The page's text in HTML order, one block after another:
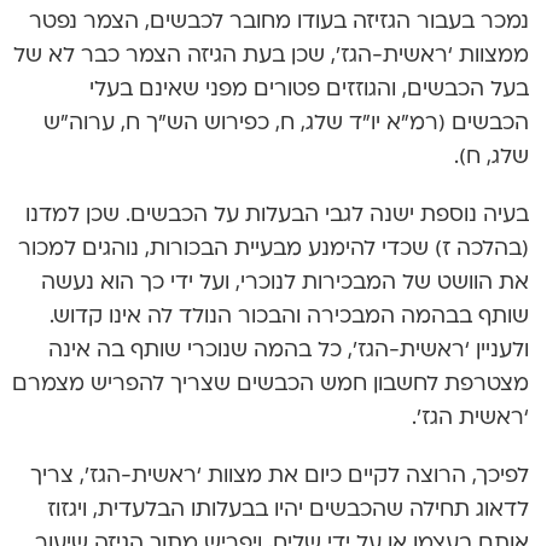
נמכר בעבור הגזיזה בעודו מחובר לכבשים, הצמר נפטר
ממצוות ‘ראשית-הגז’, שכן בעת הגיזה הצמר כבר לא של
בעל הכבשים, והגוזזים פטורים מפני שאינם בעלי
הכבשים (רמ”א יו”ד שלג, ח, כפירוש הש”ך ח, ערוה”ש
שלג, ח).
בעיה נוספת ישנה לגבי הבעלות על הכבשים. שכן למדנו
(בהלכה ז) שכדי להימנע מבעיית הבכורות, נוהגים למכור
את הוושט של המבכירות לנוכרי, ועל ידי כך הוא נעשה
שותף בבהמה המבכירה והבכור הנולד לה אינו קדוש.
ולעניין ‘ראשית-הגז’, כל בהמה שנוכרי שותף בה אינה
מצטרפת לחשבון חמש הכבשים שצריך להפריש מצמרם
‘ראשית הגז’.
לפיכך, הרוצה לקיים כיום את מצוות ‘ראשית-הגז’, צריך
לדאוג תחילה שהכבשים יהיו בבעלותו הבלעדית, ויגזוז